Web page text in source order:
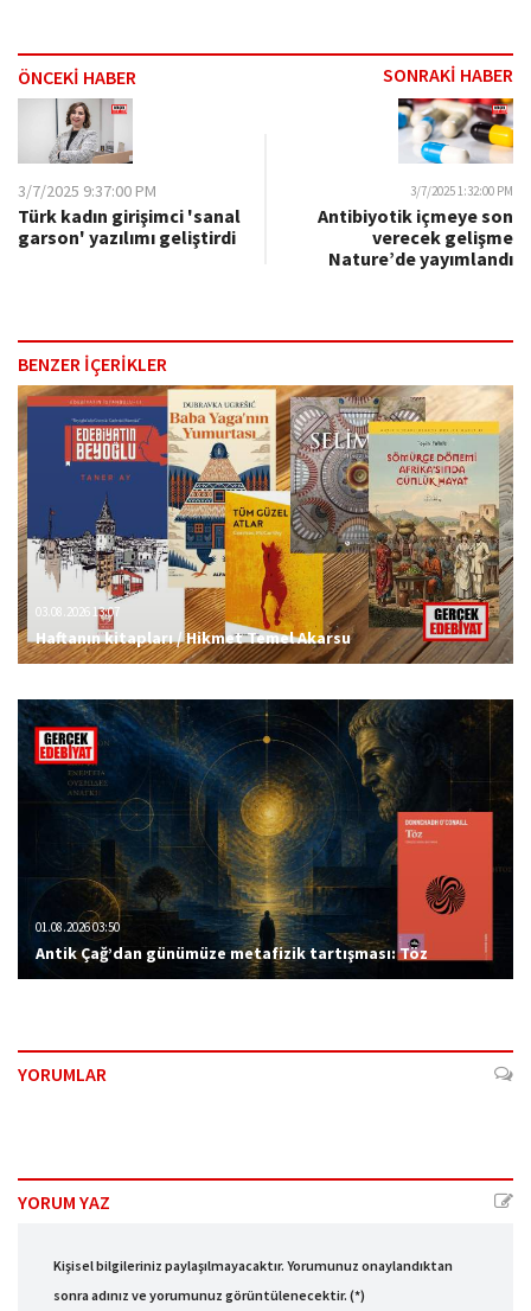
ÖNCEKİ HABER SONRAKİ HABER
3/7/2025 9:37:00 PM
Türk kadın girişimci 'sanal
garson' yazılımı geliştirdi
3/7/2025 1:32:00 PM
Antibiyotik içmeye son
verecek gelişme
Nature’de yayımlandı
BENZER İÇERİKLER
03.08.2026 13:07
Haftanın kitapları / Hikmet Temel Akarsu
01.08.2026 03:50
Antik Çağ’dan günümüze metafizik tartışması: Töz
YORUMLAR
YORUM YAZ
Kişisel bilgileriniz paylaşılmayacaktır. Yorumunuz onaylandıktan
sonra adınız ve yorumunuz görüntülenecektir. (*)